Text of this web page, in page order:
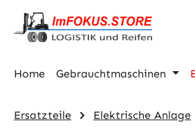
Hauptinhalt springen
Zur Suche springen
Zur Hauptnavigation springen
Home Gebrauchtmaschinen
Ersatzteile Elektrische Anlage